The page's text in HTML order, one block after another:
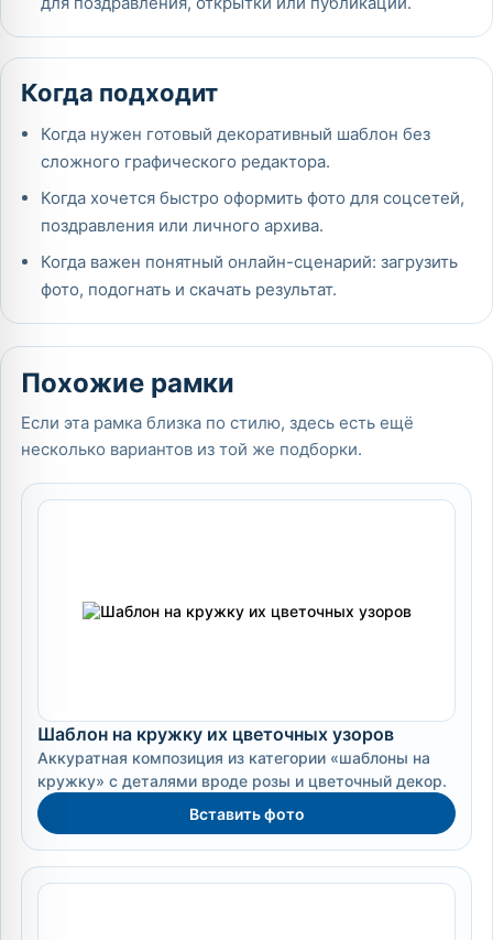
Когда подходит
Когда нужен готовый декоративный шаблон без
сложного графического редактора.
Когда хочется быстро оформить фото для соцсетей,
поздравления или личного архива.
Когда важен понятный онлайн-сценарий: загрузить
фото, подогнать и скачать результат.
Похожие рамки
Если эта рамка близка по стилю, здесь есть ещё
несколько вариантов из той же подборки.
Шаблон на кружку их цветочных узоров
Аккуратная композиция из категории «шаблоны на
кружку» с деталями вроде розы и цветочный декор.
Вставить фото